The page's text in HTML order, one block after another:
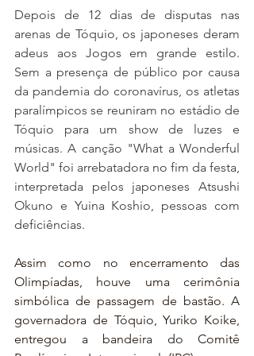
Depois de 12 dias de disputas nas
arenas de Tóquio, os japoneses deram
adeus aos Jogos em grande estilo.
Sem a presença de público por causa
da pandemia do coronavírus, os atletas
paralímpicos se reuniram no estádio de
Tóquio para um show de luzes e
músicas. A canção "What a Wonderful
World" foi arrebatadora no fim da festa,
interpretada pelos japoneses Atsushi
Okuno e Yuina Koshio, pessoas com
deficiências.
Assim como no encerramento das
Olimpíadas, houve uma cerimônia
simbólica de passagem de bastão. A
governadora de Tóquio, Yuriko Koike,
entregou a bandeira do Comitê